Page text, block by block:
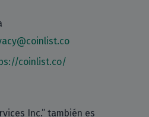
coinlist.co/
Inc.” también es